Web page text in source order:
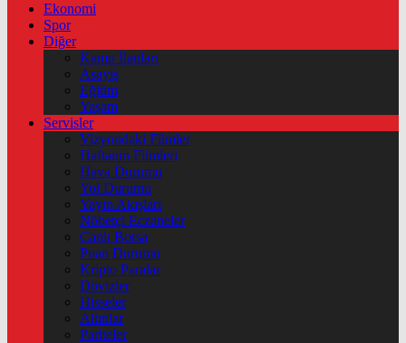
Ekonomi
Spor
Diğer
Kamu İlanları
Asayiş
Eğitim
Yaşam
Servisler
Vizyondaki Filmler
Haftanin Filmleri
Hava Durumu
Yol Durumu
Yayın Akışları
Nöbetçi Eczaneler
Canlı Borsa
Puan Durumu
Kripto Paralar
Dövizler
Hisseler
Altınlar
Pariteler